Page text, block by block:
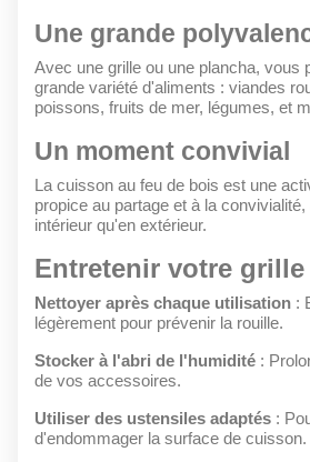
Une grande
Avec une grille ou une plancha, vous
grande variété d'aliments : viandes
poissons, fruits de mer, légumes, et
Un moment convivial
La cuisson au feu de bois est une
propice au partage et à la
intérieur qu'en extérieur.
Entretenir votre
Nettoyer après chaque utilisation :
légèrement pour prévenir la rouille.
Stocker à l'abri de l'humidité :
de vos accessoires.
Utiliser des ustensiles adaptés :
d'endommager la surface de cuisson.